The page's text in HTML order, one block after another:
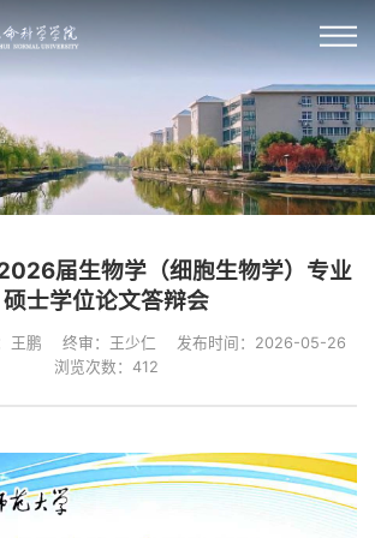
届生物学（细胞生物学）专业
硕士学位论文答辩会
王鹏 终审：王少仁
发布时间：2026-05-26
浏览次数： 412